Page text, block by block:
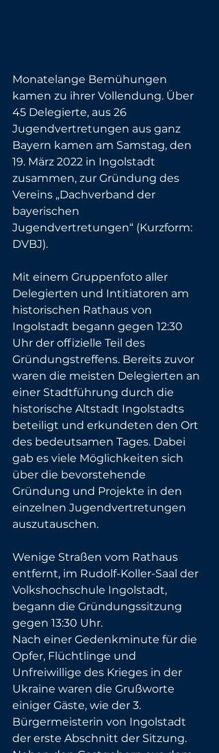
Monatelange Bemühungen
kamen zu ihrer Vollendung. Über
45 Delegierte, aus 26
Jugendvertretungen aus ganz
Bayern kamen am Samstag, den
19. März 2022 in Ingolstadt
zusammen, zur Gründung des
Vereins „Dachverband der
bayerischen
Jugendvertretungen“ (Kurzform:
DVBJ).
Mit einem Gruppenfoto aller
Delegierten und Intitiatoren am
historischen Rathaus von
Ingolstadt begann gegen 12:30
Uhr der offizielle Teil des
Gründungstreffens. Bereits zuvor
waren die meisten Delegierten an
einer Stadtführung durch die
historische Altstadt Ingolstadts
beteiligt und erkundeten den Ort
des bedeutsamen Tages. Dabei
gab es viele Möglichkeiten sich
über die bevorstehende
Gründung und Projekte in den
einzelnen Jugendvertretungen
auszutauschen.
Wenige Straßen vom Rathaus
entfernt, im Rudolf-Koller-Saal der
Volkshochschule Ingolstadt,
begann die Gründungssitzung
gegen 13:30 Uhr.
Nach einer Gedenkminute für die
Opfer, Flüchtlinge und
Unfreiwillige des Krieges in der
Ukraine waren die Grußworte
einiger Gäste, wie der 3.
Bürgermeisterin von Ingolstadt
der erste Abschnitt der Sitzung.